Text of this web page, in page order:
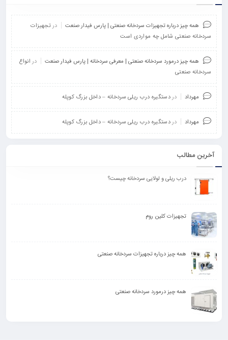
همه چیز درباره تجهیزات سردخانه صنعتی | پارس فیدار صنعت درتجهیزات
سردخانه صنعتی شامل چه مواردی است
همه چیز درمورد سردخانه صنعتی | معرفی سردخانه | پارس فیدار صنعت درانواع
سردخانه صنعتی
مهرداد دردستگیره درب ریلی سردخانه – داخل بزرگ کوپله
مهرداد دردستگیره درب ریلی سردخانه – داخل بزرگ کوپله
آخرین مطالب
درب ریلی و لولایی سردخانه چیست؟
تجهیزات کلین روم
همه چیز درباره تجهیزات سردخانه صنعتی
همه چیز درمورد سردخانه صنعتی